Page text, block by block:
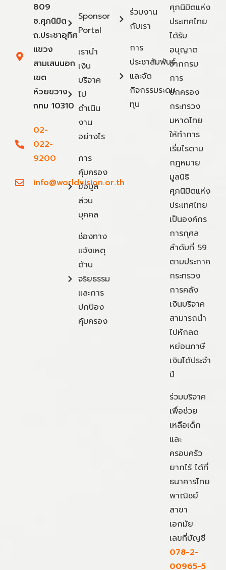
809
ซ.ศุภนิมิต
ถ.ประชาอุทิศ
แขวง
สามเสนนอก
เขต
ห้วยขวาง
กทม 10310
02-
022-
9200
info@worldvision.or.th
Sponsor
Portal
เรานำ
เงิน
บริจาค
ไป
ดำเนิน
งาน
อย่างไร
การ
คุ้มครอง
ข้อมูล
ส่วน
บุคคล
ช่องทาง
แจ้งเหตุ
ด้าน
จริยธรรม
และการ
ปกป้อง
คุ้มครอง
ร่วมงาน
กับเรา
การ
ประชาสัมพันธ์
และจัด
กิจกรรมระดม
ทุน
ศุภนิมิตแห่ง
ประเทศไทย
ได้รับ
อนุญาต
จากกรม
การ
ปกครอง
กระทรวง
มหาดไทย
ให้ทำการ
เรี่ยไรตาม
กฎหมาย
มูลนิธิ
ศุภนิมิตแห่ง
ประเทศไทย
เป็นองค์กร
การกุศล
ลำดับที่ 59
ตามประกาศ
กระทรวง
การคลัง
เงินบริจาค
สามารถนำ
ไปหักลด
หย่อนภาษี
เงินได้ประจำ
ปี
ร่วมบริจาค
เพื่อช่วย
เหลือเด็ก
และ
ครอบครัว
ยากไร้ ได้ที่
ธนาคารไทย
พาณิชย์
สาขา
เอกมัย
เลขที่บัญชี
078-2-
00965-5